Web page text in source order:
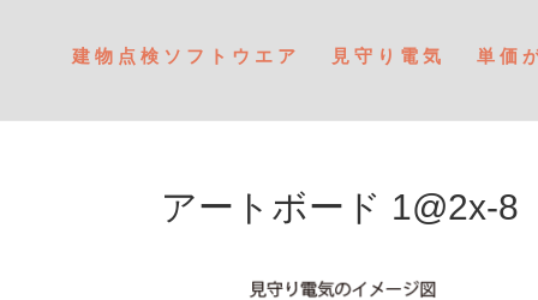
建物点検ソフトウエア 見守り電気 単価
アートボード 1@2x-8